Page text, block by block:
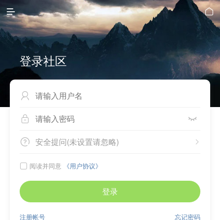
 
登录社区

 
 
安全提问(未设置请忽略)
 阅读并同意 《用户协议》
登录
忘记密码
注册帐号